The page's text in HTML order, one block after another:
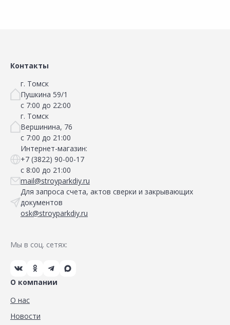
Контакты
г. Томск
Пушкина 59/1
с 7:00 до 22:00
г. Томск
Вершинина, 76
с 7:00 до 21:00
Интернет-магазин:
+7 (3822) 90-00-17
с 8:00 до 21:00
mail@stroyparkdiy.ru
Для запроса счета, актов сверки и закрывающих
документов
osk@stroyparkdiy.ru
Мы в соц. сетях:
О компании
О нас
Новости